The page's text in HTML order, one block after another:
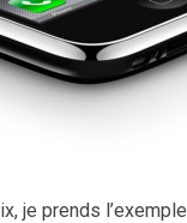
je prends